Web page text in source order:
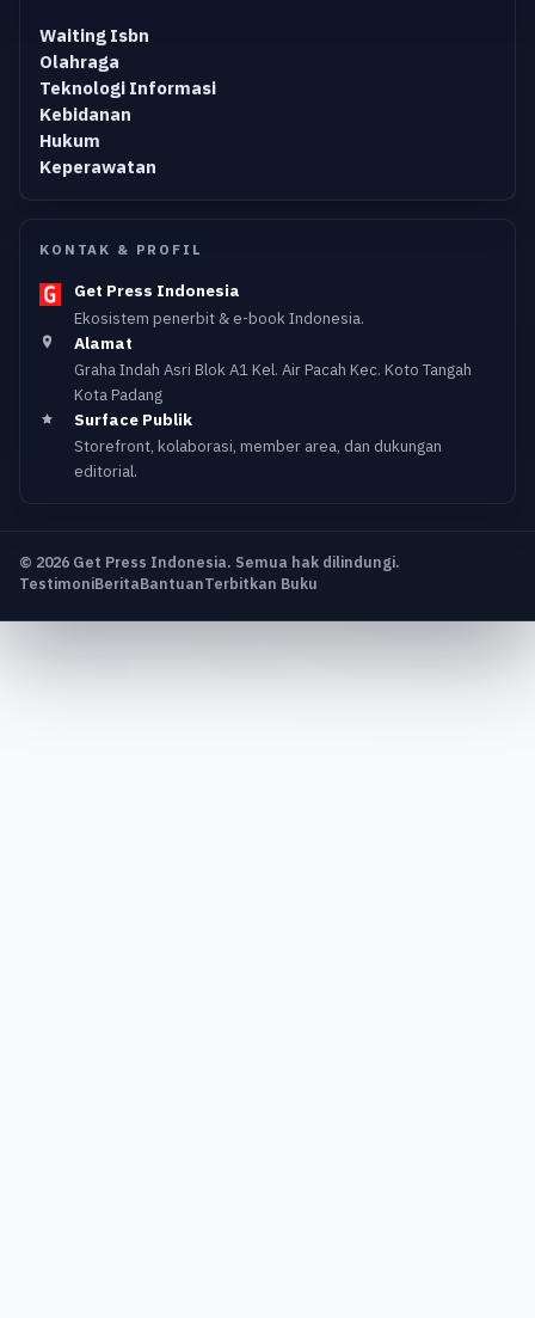
Waiting Isbn
Olahraga
Teknologi Informasi
Kebidanan
Hukum
Keperawatan
KONTAK & PROFIL
Get Press Indonesia
Ekosistem penerbit & e-book Indonesia.
Alamat
Graha Indah Asri Blok A1 Kel. Air Pacah Kec. Koto Tangah
Kota Padang
Surface Publik
Storefront, kolaborasi, member area, dan dukungan
editorial.
© 2026 Get Press Indonesia. Semua hak dilindungi.
TestimoniBeritaBantuanTerbitkan Buku